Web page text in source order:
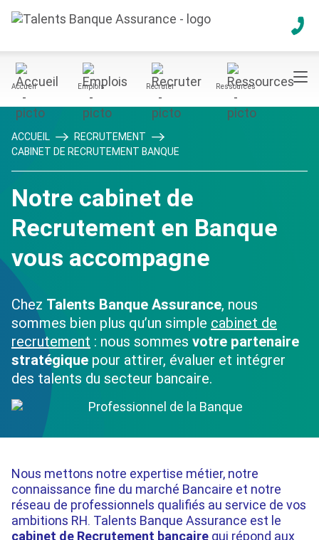
Accueil Emplois Recruter Ressources
ACCUEIL
RECRUTEMENT
CABINET DE RECRUTEMENT BANQUE
Notre cabinet de
Recrutement en Banque
vous accompagne
Chez Talents Banque Assurance, nous
sommes bien plus qu’un simple cabinet de
recrutement : nous sommes votre partenaire
stratégique pour attirer, évaluer et intégrer
des talents du secteur bancaire.
Nous mettons notre expertise métier, notre
connaissance fine du marché Bancaire et notre
réseau de professionnels qualifiés au service de vos
ambitions RH. Talents Banque Assurance est le
cabinet de Recrutement bancaire qui répond aux